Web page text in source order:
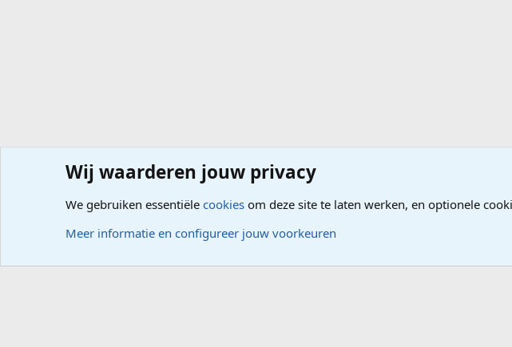
Forums Computerproblemen Besturingssysteem
Wij waarderen jouw privacy
We gebruiken essentiële cookies om deze site te laten werken, en optionele
Meer informatie en configureer jouw voorkeuren